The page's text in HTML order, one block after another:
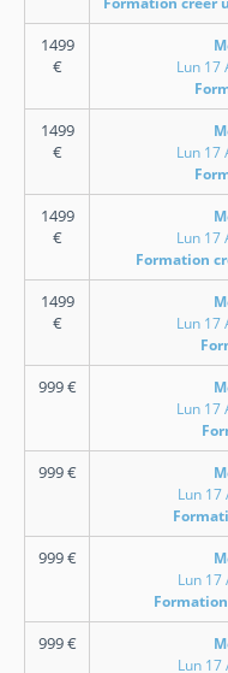
1499
€
Lun 17
1499
€
Lun 17
1499
€
Lun 17
Formation
1499
€
Lun 17
999€
Lun 17
999€
Lun 17
999€
Lun 17
999€
Lun 17